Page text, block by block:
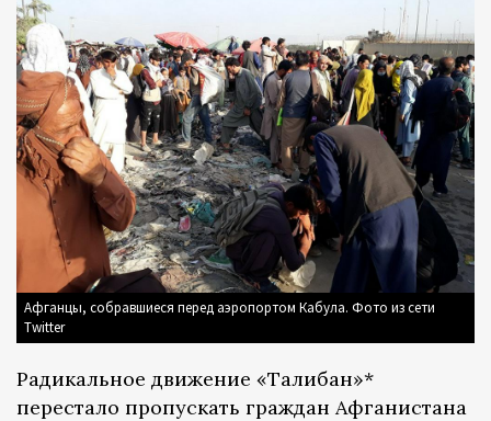
Афганцы, собравшиеся перед аэропортом Кабула. Фото из сети
Twitter
Радикальное движение «Талибан»*
перестало пропускать граждан Афганистана